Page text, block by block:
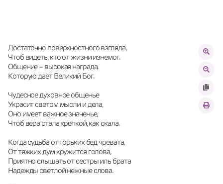
Достаточно поверхностного взгляда,
Чтоб видеть, кто от жизни изнемог.
Общение – высокая награда,
Которую даёт Великий Бог.
Чудесное духовное общенье
Украсит светом мысли и дела,
Оно имеет важное значенье,
Чтоб вера стала крепкой, как скала.
Когда судьба от горьких бед чревата,
От тяжких дум кружится голова,
Приятно слышать от сестры иль брата
Надежды светлой нежные слова.